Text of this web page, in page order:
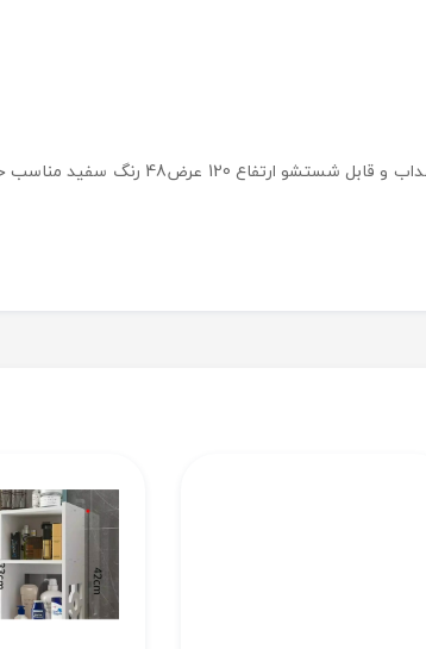
استند چند منظوره دارای سطل و کشو و طبقه و